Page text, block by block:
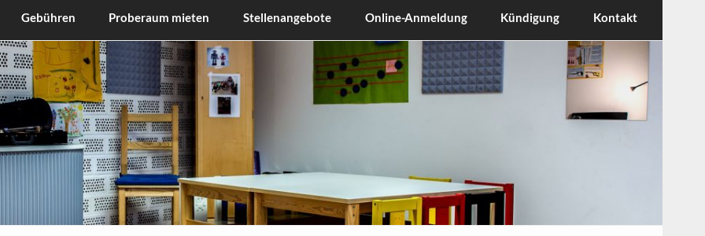
Gebühren Proberaum mieten Stellenangebote Online-Anmeldung Kündigung Kontakt